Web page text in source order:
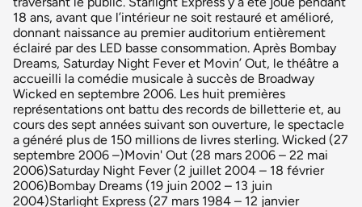
18 ans, avant que l’intérieur ne soit restauré et amélioré,
donnant naissance au premier auditorium entièrement
éclairé par des LED basse consommation. Après Bombay
Dreams, Saturday Night Fever et Movin’ Out, le théâtre a
accueilli la comédie musicale à succès de Broadway
Wicked en septembre 2006. Les huit premières
représentations ont battu des records de billetterie et, au
cours des sept années suivant son ouverture, le spectacle
a généré plus de 150 millions de livres sterling. Wicked (27
septembre 2006 –)Movin' Out (28 mars 2006 – 22 mai
2006)Saturday Night Fever (2 juillet 2004 – 18 février
2006)Bombay Dreams (19 juin 2002 – 13 juin
2004)Starlight Express (27 mars 1984 – 12 janvier